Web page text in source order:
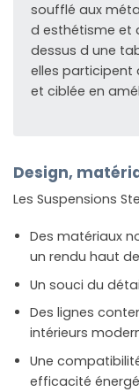
soufflé aux
d esthétisme et
dessus d une
elles participent
et ciblée en
Design,
Les Suspensions
Des matériaux
un rendu haut
Un souci du
Des lignes
intérieurs
Une
efficacité